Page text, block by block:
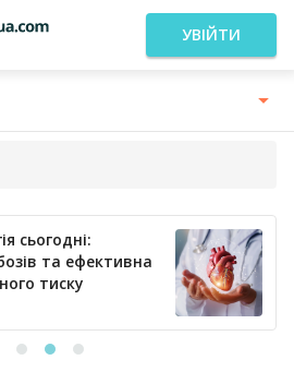
УВІЙТИ
сьогодні:
та ефективна
тиску